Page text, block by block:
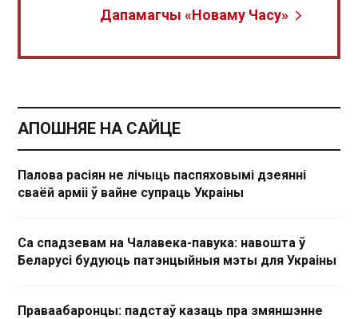
Дапамагчы «Новаму Часу»
АПОШНЯЕ НА САЙЦЕ
Палова расіян не лічыць паспяховымі дзеянні
сваёй арміі ў вайне супраць Украіны
Са спадзевам на Чалавека-павука: навошта ў
Беларусі будуюць патэнцыйныя мэты для Украіны
Праваабаронцы: падстаў казаць пра змяншэнне